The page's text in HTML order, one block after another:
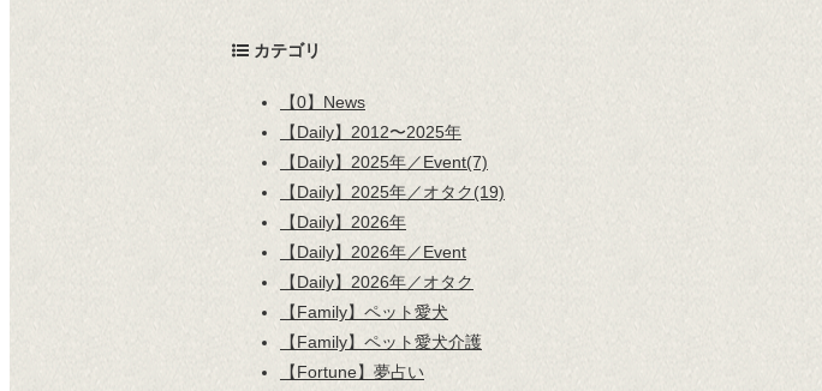
カテゴリ
【0】News
【Daily】2012〜2025年
【Daily】2025年／Event(7)
【Daily】2025年／オタク(19)
【Daily】2026年
【Daily】2026年／Event
【Daily】2026年／オタク
【Family】ペット愛犬
【Family】ペット愛犬介護
【Fortune】夢占い